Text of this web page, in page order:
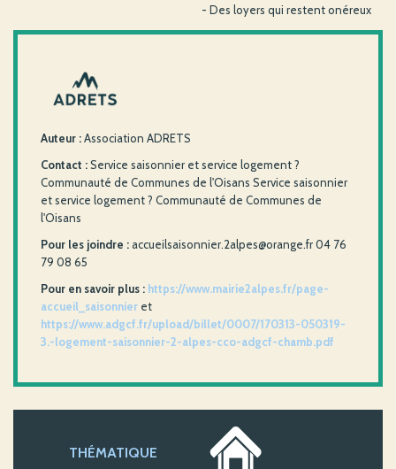
- Des loyers qui restent onéreux
Auteur :Association ADRETS
Contact :Service saisonnier et service logement ?
Communauté de Communes de l'Oisans Service saisonnier
et service logement ? Communauté de Communes de
l'Oisans
Pour les joindre :accueilsaisonnier.2alpes@orange.fr 04 76
79 08 65
Pour en savoir plus : https://www.mairie2alpes.fr/page-
accueil_saisonnier et
https://www.adgcf.fr/upload/billet/0007/170313-050319-
3.-logement-saisonnier-2-alpes-cco-adgcf-chamb.pdf
THÉMATIQUE